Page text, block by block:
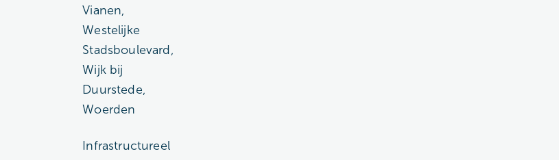
Vianen,
Westelijke
Stadsboulevard,
Wijk bij
Duurstede,
Woerden
Infrastructureel